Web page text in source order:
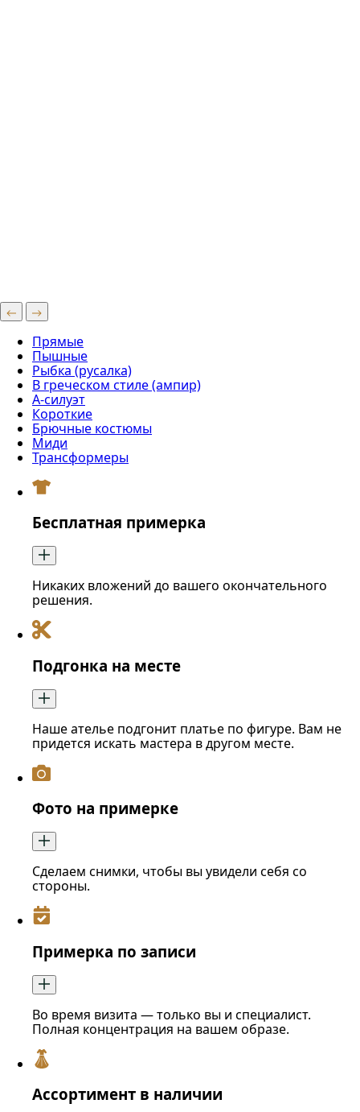
Прямые
Пышные
Рыбка (русалка)
В греческом стиле (ампир)
А-силуэт
Короткие
Брючные костюмы
Миди
Трансформеры
Бесплатная примерка
Никаких вложений до вашего окончательного
решения.
Подгонка на месте
Наше ателье подгонит платье по фигуре. Вам не
придется искать мастера в другом месте.
Фото на примерке
Сделаем снимки, чтобы вы увидели себя со
стороны.
Примерка по записи
Во время визита — только вы и специалист.
Полная концентрация на вашем образе.
Ассортимент в наличии